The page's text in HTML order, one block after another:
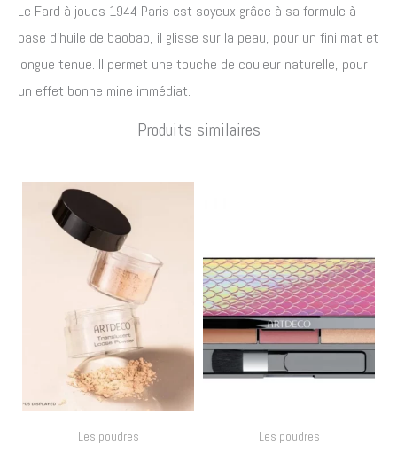
Le Fard à joues 1944 Paris est soyeux grâce à sa formule à
base d’huile de baobab, il glisse sur la peau, pour un fini mat et
longue tenue. Il permet une touche de couleur naturelle, pour
un effet bonne mine immédiat.
Produits similaires
Les poudres Les poudres